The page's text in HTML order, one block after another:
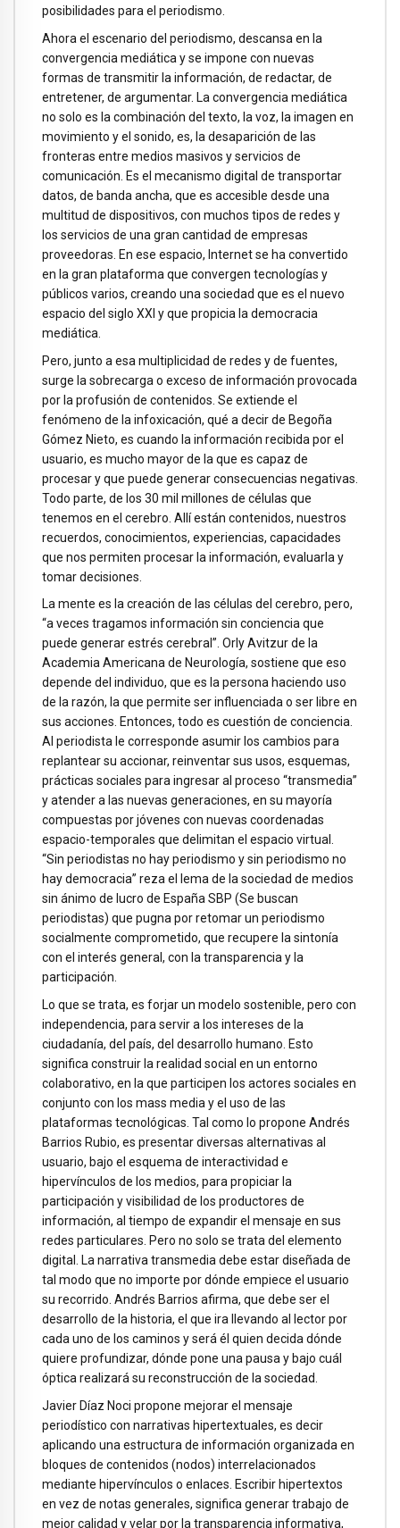
posibilidades para el periodismo.
Ahora el escenario del periodismo, descansa en la
convergencia mediática y se impone con nuevas
formas de transmitir la información, de redactar, de
entretener, de argumentar. La convergencia mediática
no solo es la combinación del texto, la voz, la imagen en
movimiento y el sonido, es, la desaparición de las
fronteras entre medios masivos y servicios de
comunicación. Es el mecanismo digital de transportar
datos, de banda ancha, que es accesible desde una
multitud de dispositivos, con muchos tipos de redes y
los servicios de una gran cantidad de empresas
proveedoras. En ese espacio, Internet se ha convertido
en la gran plataforma que convergen tecnologías y
públicos varios, creando una sociedad que es el nuevo
espacio del siglo XXI y que propicia la democracia
mediática.
Pero, junto a esa multiplicidad de redes y de fuentes,
surge la sobrecarga o exceso de información provocada
por la profusión de contenidos. Se extiende el
fenómeno de la infoxicación, qué a decir de Begoña
Gómez Nieto, es cuando la información recibida por el
usuario, es mucho mayor de la que es capaz de
procesar y que puede generar consecuencias negativas.
Todo parte, de los 30 mil millones de células que
tenemos en el cerebro. Allí están contenidos, nuestros
recuerdos, conocimientos, experiencias, capacidades
que nos permiten procesar la información, evaluarla y
tomar decisiones.
La mente es la creación de las células del cerebro, pero,
“a veces tragamos información sin conciencia que
puede generar estrés cerebral”. Orly Avitzur de la
Academia Americana de Neurología, sostiene que eso
depende del individuo, que es la persona haciendo uso
de la razón, la que permite ser influenciada o ser libre en
sus acciones. Entonces, todo es cuestión de conciencia.
Al periodista le corresponde asumir los cambios para
replantear su accionar, reinventar sus usos, esquemas,
prácticas sociales para ingresar al proceso “transmedia”
y atender a las nuevas generaciones, en su mayoría
compuestas por jóvenes con nuevas coordenadas
espacio-temporales que delimitan el espacio virtual.
“Sin periodistas no hay periodismo y sin periodismo no
hay democracia” reza el lema de la sociedad de medios
sin ánimo de lucro de España SBP (Se buscan
periodistas) que pugna por retomar un periodismo
socialmente comprometido, que recupere la sintonía
con el interés general, con la transparencia y la
participación.
Lo que se trata, es forjar un modelo sostenible, pero con
independencia, para servir a los intereses de la
ciudadanía, del país, del desarrollo humano. Esto
significa construir la realidad social en un entorno
colaborativo, en la que participen los actores sociales en
conjunto con los mass media y el uso de las
plataformas tecnológicas. Tal como lo propone Andrés
Barrios Rubio, es presentar diversas alternativas al
usuario, bajo el esquema de interactividad e
hipervínculos de los medios, para propiciar la
participación y visibilidad de los productores de
información, al tiempo de expandir el mensaje en sus
redes particulares. Pero no solo se trata del elemento
digital. La narrativa transmedia debe estar diseñada de
tal modo que no importe por dónde empiece el usuario
su recorrido. Andrés Barrios afirma, que debe ser el
desarrollo de la historia, el que ira llevando al lector por
cada uno de los caminos y será él quien decida dónde
quiere profundizar, dónde pone una pausa y bajo cuál
óptica realizará su reconstrucción de la sociedad.
Javier Díaz Noci propone mejorar el mensaje
periodístico con narrativas hipertextuales, es decir
aplicando una estructura de información organizada en
bloques de contenidos (nodos) interrelacionados
mediante hipervínculos o enlaces. Escribir hipertextos
en vez de notas generales, significa generar trabajo de
mejor calidad y velar por la transparencia informativa,